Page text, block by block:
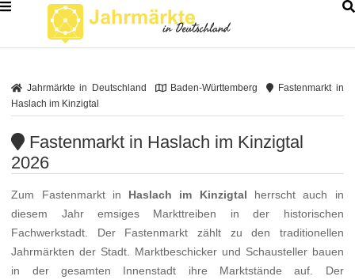
Jahrmärkte in Deutschland Baden-Württemberg
Fastenmarkt in
Haslach im Kinzigtal
Fastenmarkt in Haslach im Kinzigtal
2026
Zum Fastenmarkt in Haslach im Kinzigtal herrscht auch in
diesem Jahr emsiges Markttreiben in der historischen
Fachwerkstadt. Der Fastenmarkt zählt zu den traditionellen
Jahrmärkten der Stadt. Marktbeschicker und Schausteller bauen
in der gesamten Innenstadt ihre Marktstände auf. Der